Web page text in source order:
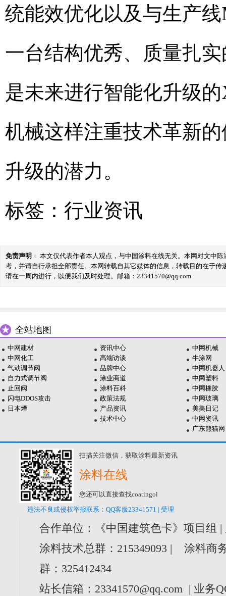
统能效优化以及与生产
一台结构优秀、质量扎
是未来进行智能化升级
机械这样注重技术革新
升级的潜力。
标签： 行业资讯
免责声明 ： 本文仅代表作者本人观点，与中国涂料在线无关。本网对文中
考，并请自行承担全部责任。本网转载自其它媒体的信息，转载目的在于
请在一周内进行，以便我们及时处理。邮箱：23341570@qq.com
全站地图
中网建材
中网化工
气动调节阀
自力式调节阀
止回阀
闪电DDOS攻击
日本煙
资讯中心
高端访谈
品牌中心
涂业商道
涂料百科
政策法规
产品资讯
技术中心
中网机械
牛涂网
中网机器人
中网塑料
中网橡胶
中网玻璃
美美日记
中网资讯
广东熊猫网
扫描关注微信，获取涂料最新资讯
涂料在线
您还可以直接查找coatingol
违法不良或侵权举报联系：QQ客服23341571 | 受理
合作单位：《中国建筑色卡》项目组
涂料技术总群：215349093 | 涂料商
群：325412434
站长信箱：23341570@qq.com | 业务